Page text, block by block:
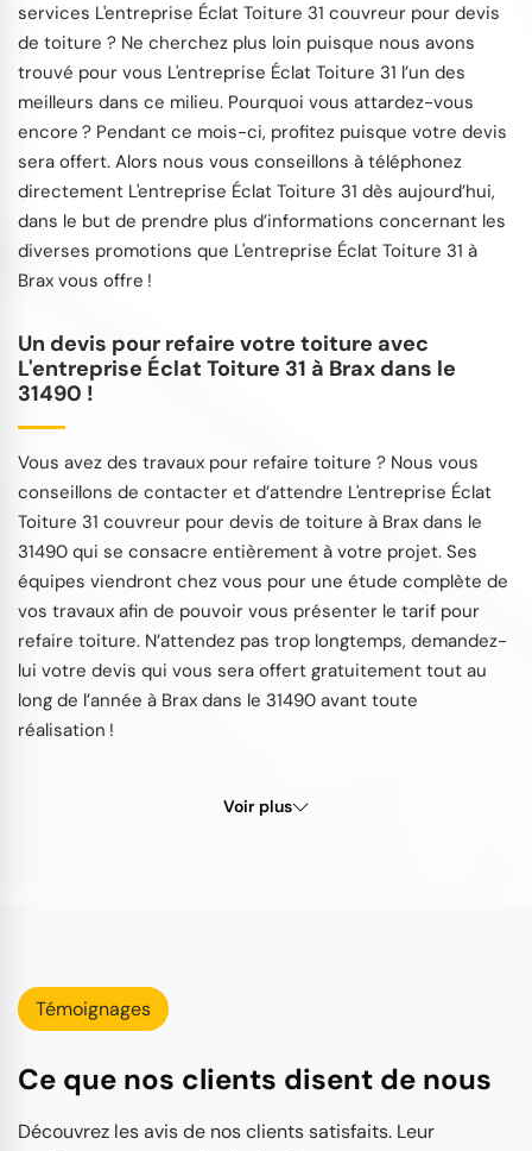
services L'entreprise Éclat Toiture 31 couvreur pour devis
de toiture ? Ne cherchez plus loin puisque nous avons
trouvé pour vous L'entreprise Éclat Toiture 31 l’un des
meilleurs dans ce milieu. Pourquoi vous attardez-vous
encore ? Pendant ce mois-ci, profitez puisque votre devis
sera offert. Alors nous vous conseillons à téléphonez
directement L'entreprise Éclat Toiture 31 dès aujourd’hui,
dans le but de prendre plus d’informations concernant les
diverses promotions que L'entreprise Éclat Toiture 31 à
Brax vous offre !
Un devis pour refaire votre toiture avec
L'entreprise Éclat Toiture 31 à Brax dans le
31490 !
Vous avez des travaux pour refaire toiture ? Nous vous
conseillons de contacter et d’attendre L'entreprise Éclat
Toiture 31 couvreur pour devis de toiture à Brax dans le
31490 qui se consacre entièrement à votre projet. Ses
équipes viendront chez vous pour une étude complète de
vos travaux afin de pouvoir vous présenter le tarif pour
refaire toiture. N’attendez pas trop longtemps, demandez-
lui votre devis qui vous sera offert gratuitement tout au
long de l’année à Brax dans le 31490 avant toute
réalisation !
Voir plus
Témoignages
Ce que nos clients disent de nous
Découvrez les avis de nos clients satisfaits. Leur